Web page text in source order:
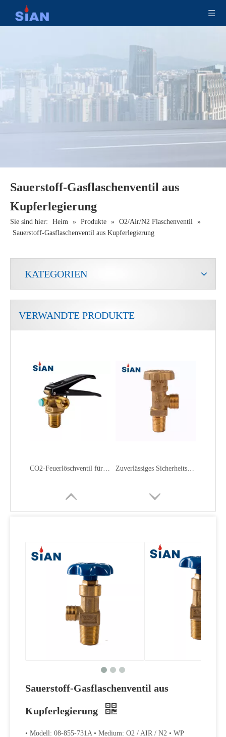
Sauerstoff-Gasflaschenventil aus
Kupferlegierung
Sie sind hier: Heim » Produkte » O2/Air/N2 Flaschenventil »
Sauerstoff-Gasflaschenventil aus Kupferlegierung
KATEGORIEN
VERWANDTE PRODUKTE
Sicherheitskupferlegierung Camping LPG Ventil Sian D35 Safety LPG Zylindersteuerventile
Tragbares LPG-Ventil für Camping aus Kupfer
CO2-Feuerlöschventil für die Feuerindustrie Zuverlässiges Sicherheitsentlastungs-LPG-Ventil mit Handrad
Sauerstoff-Gasflaschenventil aus
Kupferlegierung
• Modell: 08-855-731A • Medium: O2 / AIR / N2 • WP